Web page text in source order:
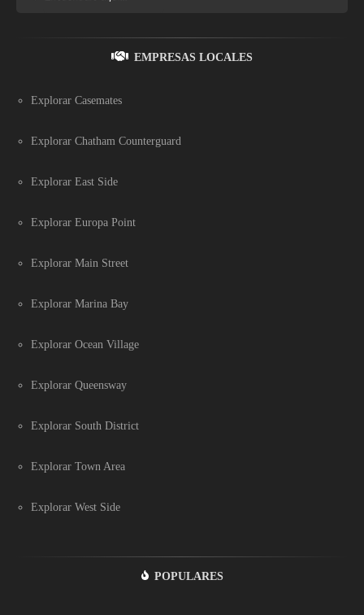
EMPRESAS LOCALES
Explorar Casemates
Explorar Chatham Counterguard
Explorar East Side
Explorar Europa Point
Explorar Main Street
Explorar Marina Bay
Explorar Ocean Village
Explorar Queensway
Explorar South District
Explorar Town Area
Explorar West Side
POPULARES